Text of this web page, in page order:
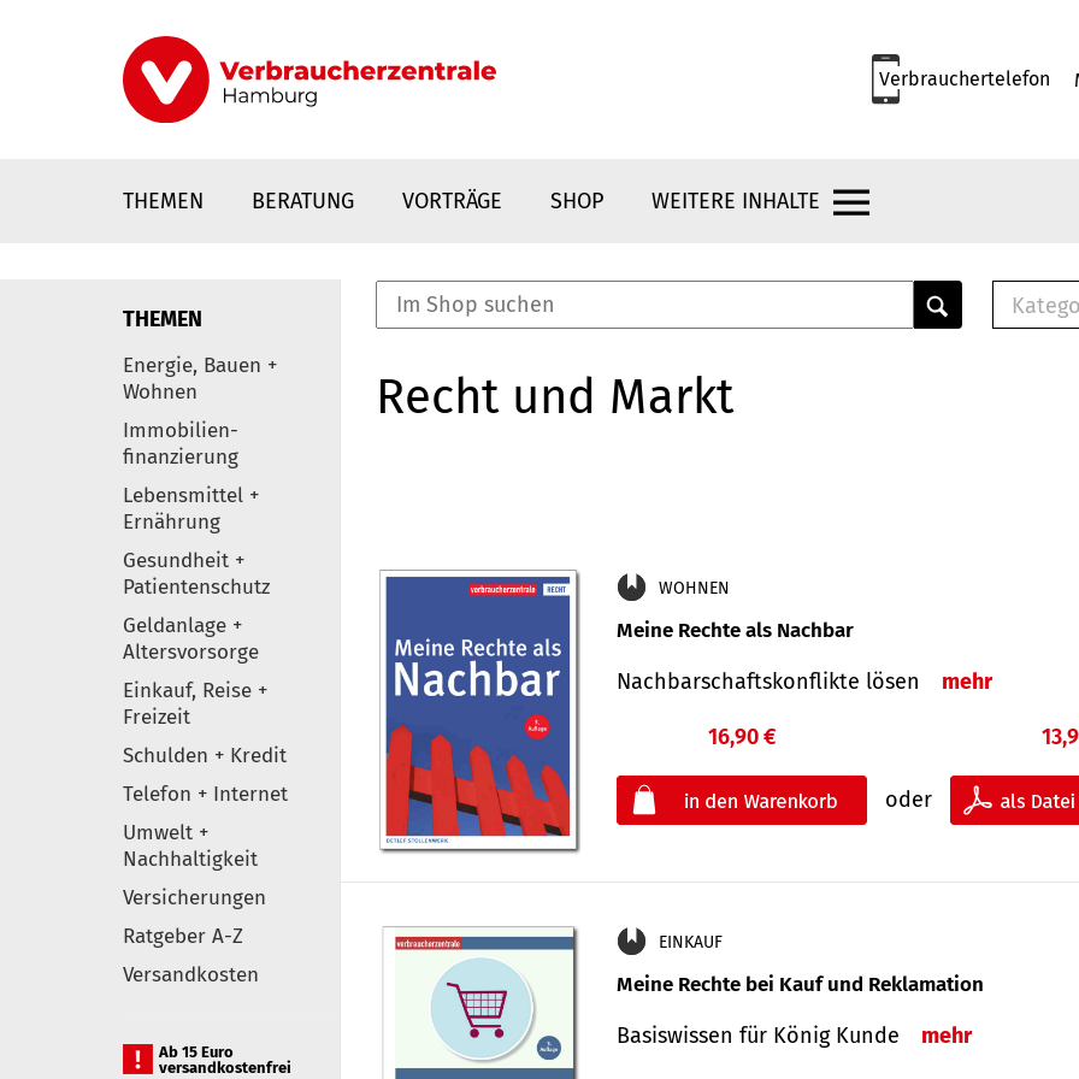
Verbrauchertelefon
THEMEN BERATUNG VORTRÄGE SHOP WEITERE INHALTE
Elemente
THEMEN
Energie, Bauen +
Wohnen
Immobilien-
finanzierung
Lebensmittel +
Ernährung
Gesundheit +
Patientenschutz
Geldanlage +
Altersvorsorge
Einkauf, Reise +
Freizeit
Schulden + Kredit
Telefon + Internet
Umwelt +
Nachhaltigkeit
Versicherungen
Ratgeber A-Z
Versandkosten
Ab 15 Euro
versandkostenfrei
Recht und Markt
WOHNEN
Meine Rechte als Nachbar
Nach­bar­schafts­konflikte lösen mehr
16,90 €
oder
EINKAUF
Meine Rechte bei Kauf und Reklamation
Basiswissen für König Kunde mehr